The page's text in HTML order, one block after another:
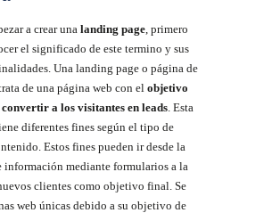
a crear una landing page , primero
el significado de este termino y sus
Una landing page o página de
de una página web con el objetivo
a los visitantes en leads . Esta
diferentes fines según el tipo de
Estos fines pueden ir desde la
información mediante formularios a la
clientes como objetivo final. Se
web únicas debido a su objetivo de